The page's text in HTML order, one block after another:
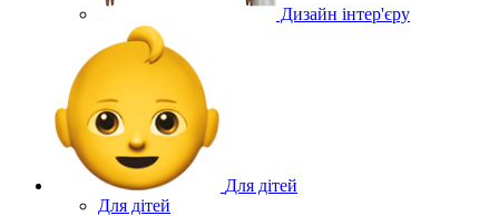
Дизайн інтер'єру
Для дітей
Для дітей